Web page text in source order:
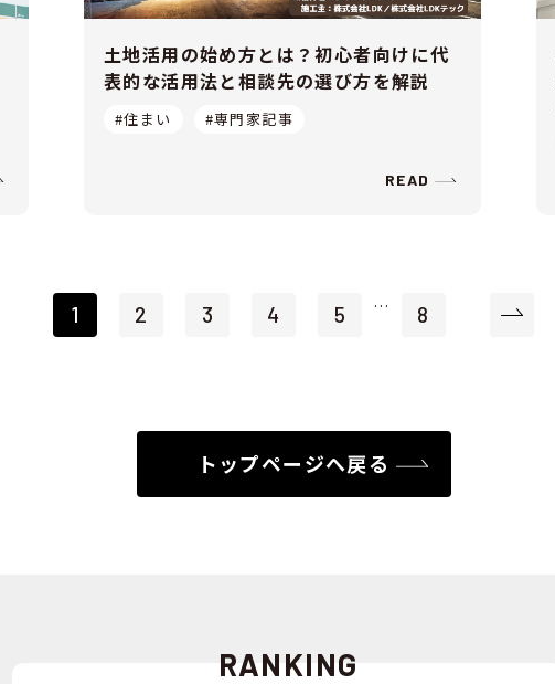
土地活用の始め方とは？初心者向けに代
表的な活用法と相談先の選び方を解説
#住まい #専門家記事
READ
1 2 3 4 5 … 8
トップページへ戻る
RANKING